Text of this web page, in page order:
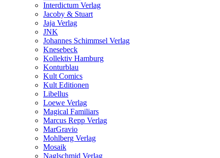
Interdictum Verlag
Jacoby & Stuart
Jaja Verlag
JNK
Johannes Schimmsel Verlag
Knesebeck
Kollektiv Hamburg
Konturblau
Kult Comics
Kult Editionen
Libellus
Loewe Verlag
Magical Familiars
Marcus Repp Verlag
MarGravio
Mohlberg Verlag
Mosaik
Naglschmid Verlag